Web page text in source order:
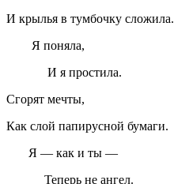
И крылья в тумбочку сложила.
Я поняла,
И я простила.
Сгорят мечты,
Как слой папирусной бумаги.
Я — как и ты —
Теперь не ангел.